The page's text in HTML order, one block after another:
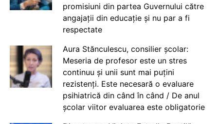
promisiuni din partea Guvernului către
angajații din educație și nu par a fi
respectate
Aura Stănculescu, consilier școlar:
Meseria de profesor este un stres
continuu și unii sunt mai puțini
rezistenți. Este necesară o evaluare
psihiatrică din când în când / De anul
școlar viitor evaluarea este obligatorie